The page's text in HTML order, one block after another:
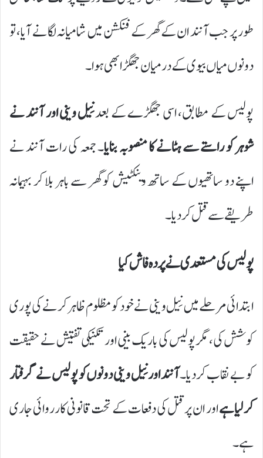
طور پر جب آنند ان کے گھر کے فنکشن میں شامیانہ لگانے آیا، تو
دونوں میاں بیوی کے درمیان جھگڑا بھی ہوا۔
پولیس کے مطابق، اسی جھگڑے کے بعدنِیل وینی اور آنند نے
شوہر کو راستے سے ہٹانے کا منصوبہ بنایا۔ جمعہ کی رات آنند نے
اپنے دو ساتھیوں کے ساتھ وینکٹیش کو گھر سے باہر بلا کر بہیمانہ
طریقے سے قتل کر دیا۔
پولیس کی مستعدی نے پردہ فاش کیا
ابتدائی مرحلے میں نِیل وینی نے خود کو مظلوم ظاہر کرنے کی پوری
کوشش کی، مگر پولیس کی باریک بینی اور تکنیکی تفتیش نے حقیقت
کو بے نقاب کر دیا۔آنند اور نِیل وینی دونوں کو پولیس نے گرفتار
کر لیا ہےاور ان پر قتل کی دفعات کے تحت قانونی کارروائی جاری
ہے۔